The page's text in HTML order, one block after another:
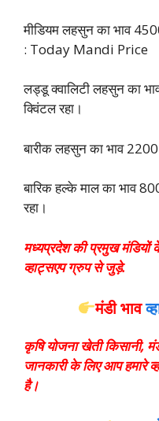
मीडियम लहसुन का भाव
: Today Mandi Price
लड्डू क्वालिटी लहसुन का
क्विंटल रहा।
बारीक लहसुन का भाव
बारिक हल्के माल का भाव
रहा।
मध्यप्रदेश की प्रमुख
व्हाट्सएप ग्रुप से जुड़े.
मंडी भाव
कृषि योजना खेती किसानी,
जानकारी के लिए आप हमारे
है।